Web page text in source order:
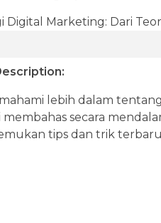
lebih dalam
membahas secara
tips dan trik